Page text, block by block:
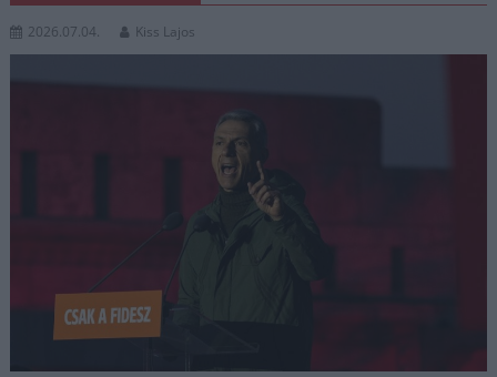
2026.07.04. Kiss Lajos